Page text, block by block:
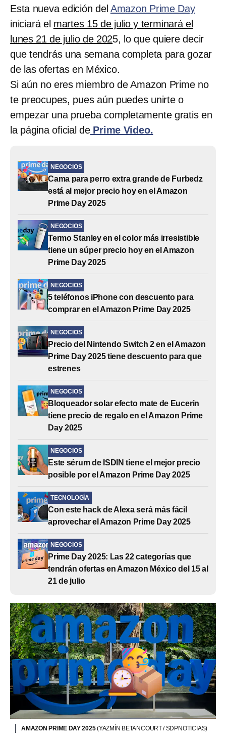
Esta nueva edición del Amazon Prime Day
iniciará el martes 15 de julio y terminará el
lunes 21 de julio de 2025, lo que quiere decir
que tendrás una semana completa para gozar
de las ofertas en México.
Si aún no eres miembro de Amazon Prime no
te preocupes, pues aún puedes unirte o
empezar una prueba completamente gratis en
la página oficial dePrime Video.
NEGOCIOS
Cama para perro extra grande de Furbedz
está al mejor precio hoy en el Amazon
Prime Day 2025
NEGOCIOS
Termo Stanley en el color más irresistible
tiene un súper precio hoy en el Amazon
Prime Day 2025
NEGOCIOS
5 teléfonos iPhone con descuento para
comprar en el Amazon Prime Day 2025
NEGOCIOS
Precio del Nintendo Switch 2 en el Amazon
Prime Day 2025 tiene descuento para que
estrenes
NEGOCIOS
Bloqueador solar efecto mate de Eucerin
tiene precio de regalo en el Amazon Prime
Day 2025
NEGOCIOS
Este sérum de ISDIN tiene el mejor precio
posible por el Amazon Prime Day 2025
TECNOLOGÍA
Con este hack de Alexa será más fácil
aprovechar el Amazon Prime Day 2025
NEGOCIOS
Prime Day 2025: Las 22 categorías que
tendrán ofertas en Amazon México del 15 al
21 de julio
AMAZON PRIME DAY 2025(YAZMÍN BETANCOURT / SDPNOTICIAS)